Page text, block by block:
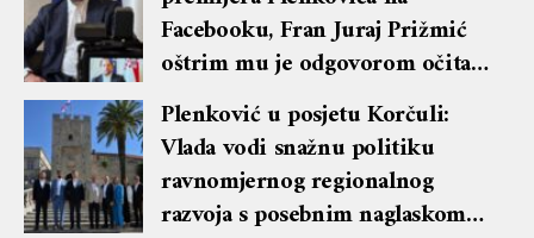
Facebooku, Fran Juraj Prižmić
oštrim mu je odgovorom očitao
lekciju te dobio blok i brisanje
komentara
Plenković u posjetu Korčuli:
Vlada vodi snažnu politiku
ravnomjernog regionalnog
razvoja s posebnim naglaskom